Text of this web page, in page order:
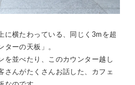
に横たわっている、同じく3mを超
ターの天板」。
を並べたり、このカウンター越し
さんがたくさんお話した、カフェ